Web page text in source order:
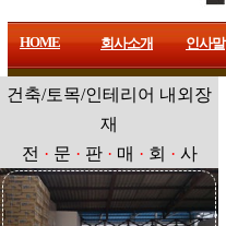
HOME 회사소개 인사말
건축/토목/인테리어 내외장
재
전 · 문 · 판 · 매 · 회 · 사